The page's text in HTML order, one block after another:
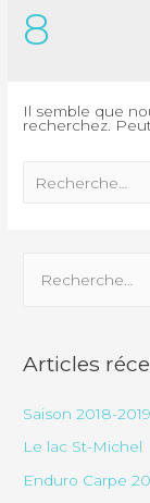
8
Il semble que
recherchez.
Articles
Saison 2018-2019
Le lac St-Michel
Enduro Carpe